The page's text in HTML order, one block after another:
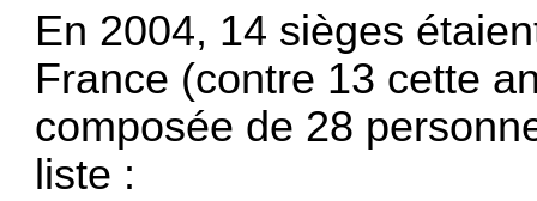
En 2004, 14 sièges
France (contre 13 cette
composée de 28
liste :